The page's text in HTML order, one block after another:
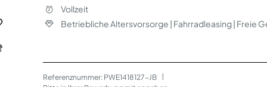
Vollzeit
Betriebliche Altersvorsorge | Fahrradleasing | Freie
Referenznummer: PWE1418127-JB